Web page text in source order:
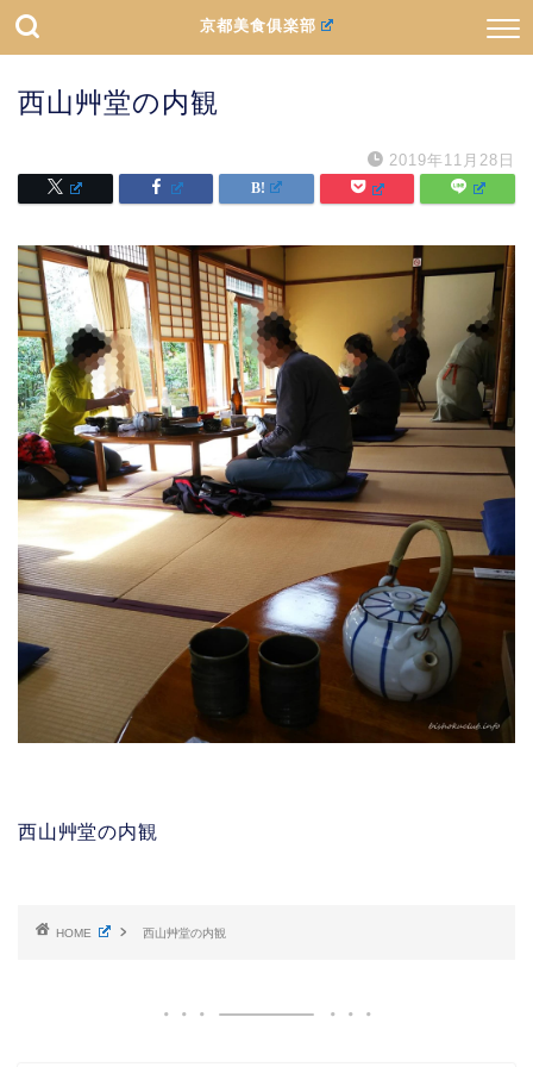
京都美食俱楽部
西山艸堂の内観
2019年11月28日
西山艸堂の内観
HOME 西山艸堂の内観